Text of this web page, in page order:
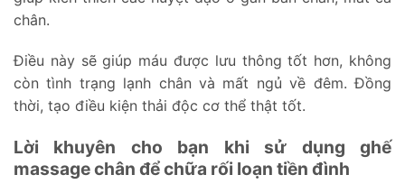
chân.
Điều này sẽ giúp máu được lưu thông tốt hơn, không
còn tình trạng lạnh chân và mất ngủ về đêm. Đồng
thời, tạo điều kiện thải độc cơ thể thật tốt.
Lời khuyên cho bạn khi sử dụng ghế
massage chân để chữa rối loạn tiền đình